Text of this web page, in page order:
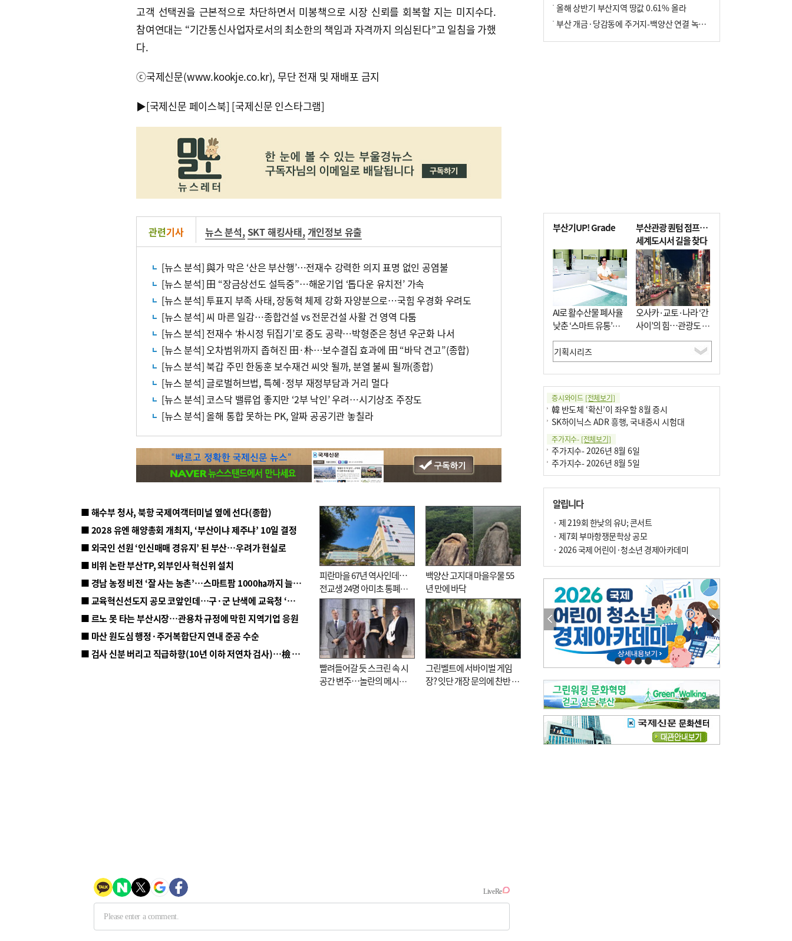
고객 선택권을 근본적으로 차단하면서 미봉책으로 시장 신뢰를 회복할 지는 미지수다.
참여연대는 “기간통신사업자로서의 최소한의 책임과 자격까지 의심된다”고 일침을 가했
다.
ⓒ국제신문(www.kookje.co.kr), 무단 전재 및 재배포 금지
▶[국제신문 페이스북] [국제신문 인스타그램]
관련기사 뉴스 분석, SKT 해킹사태,개인정보 유출
[뉴스 분석] 與가 막은 ‘산은 부산행’…전재수 강력한 의지 표명 없인 공염불
[뉴스 분석] 田 “장금상선도 설득중”…해운기업 ‘톱다운 유치전’ 가속
[뉴스 분석] 투표지 부족 사태, 장동혁 체제 강화 자양분으로…국힘 우경화 우려도
[뉴스 분석] 씨 마른 일감…종합건설 vs 전문건설 사활 건 영역 다툼
[뉴스 분석] 전재수 ‘朴시정 뒤집기’로 중도 공략…박형준은 청년 우군화 나서
[뉴스 분석] 오차범위까지 좁혀진 田·朴…보수결집 효과에 田 “바닥 견고”(종합)
[뉴스 분석] 북갑 주민 한동훈 보수재건 씨앗 될까, 분열 불씨 될까(종합)
[뉴스 분석] 글로벌허브법, 특혜·정부 재정부담과 거리 멀다
[뉴스 분석] 코스닥 밸류업 좋지만 ‘2부 낙인’ 우려…시기상조 주장도
[뉴스 분석] 올해 통합 못하는 PK, 알짜 공공기관 놓칠라
■ 해수부 청사, 북항 국제여객터미널 옆에 선다(종합)
■ 2028 유엔 해양총회 개최지, ‘부산이냐 제주냐’ 10일 결정
■ 외국인 선원 ‘인신매매 경유지’ 된 부산…우려가 현실로
■ 비위 논란 부산TP, 외부인사 혁신위 설치
■ 경남 농정 비전 ‘잘 사는 농촌’…스마트팜 1000㏊까지 늘린다
■ 교육혁신선도지 공모 코앞인데…구·군 난색에 교육청 ‘쩔쩔’
■ 르노 못 타는 부산시장…관용차 규정에 막힌 지역기업 응원
■ 마산 원도심 행정·주거복합단지 연내 준공 수순
■ 검사 신분 버리고 직급하향(10년 이하 저연차 검사)…檢 중수청행 기피
피란마을 67년 역사인데…
전교생 24명 아미초 통폐합
기로
백양산 고지대 마을우물 55
년 만에 바닥
빨려들어갈 듯 스크린 속 시
공간 변주…놀란의 메시지
그린벨트에 서바이벌 게임
장? 잇단 개장 문의에 찬반 논
올해 상반기 부산지역 땅값 0.61% 올라
부산 개금·당감동에 주거지-백양산 연결 녹지 조성
부산기UP! Grade
AI로 활수산물 폐사율
낮춘 ‘스마트 유통’…
사막·산악지대 수출
도전
부산관광 퀀텀 점프…
세계도시서 길을 찾다
오사카·교토·나라 ‘간
사이’의 힘…관광도 뭉
쳐야 흥한다
증시와이드 [전체보기]
韓 반도체 ‘확신’이 좌우할 8월 증시
SK하이닉스 ADR 흥행, 국내증시 시험대
주가지수- [전체보기]
주가지수- 2026년 8월 6일
주가지수- 2026년 8월 5일
알립니다
· 제 219회 한낮의 유U; 콘서트
· 제7회 부마항쟁문학상 공모
· 2026 국제 어린이·청소년 경제아카데미